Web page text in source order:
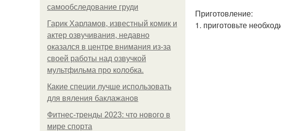
самообследование груди
Гарик Харламов, известный комик и
актер озвучивания, недавно
оказался в центре внимания из-за
своей работы над озвучкой
мультфильма про колобка.
Какие специи лучше использовать
для вяления баклажанов
Фитнес-тренды 2023: что нового в
мире спорта
Приготовление:
1. приготовьте